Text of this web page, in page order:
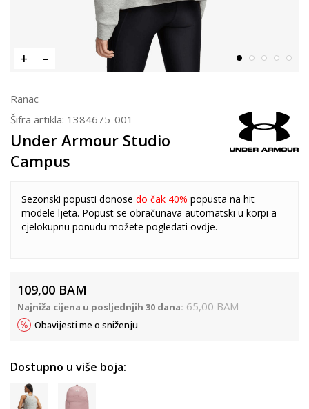
Ranac
Šifra artikla: 1384675-001
Under Armour Studio
Campus
Sezonski popusti donose do čak 40% popusta na hit
modele ljeta. Popust se obračunava automatski u korpi a
cjelokupnu ponudu možete pogledati ovdje.
109,00 BAM
Najniža cijena u posljednjih 30 dana: 65,00 BAM
Obavijesti me o sniženju
Dostupno u više boja: